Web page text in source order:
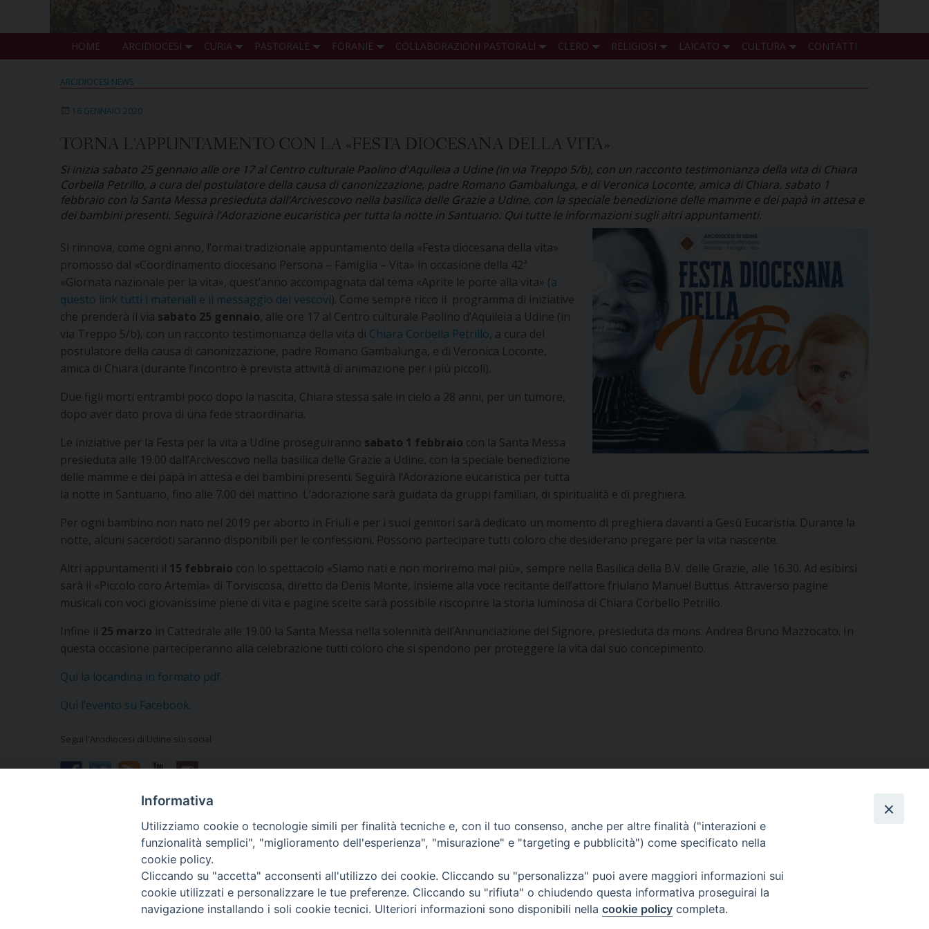
HOME ARCIDIOCESI CURIA PASTORALE FORANIE COLLABORAZIONI PASTORALI CLERO RELIGIOSI LAICATO CULTURA CONTATTI
ARCIDIOCESI NEWS
16 GENNAIO 2020
TORNA L’APPUNTAMENTO CON LA «FESTA DIOCESANA DELLA VITA»
Si inizia sabato 25 gennaio alle ore 17 al Centro culturale Paolino d'Aquileia a Udine (in via Treppo 5/b), con un racconto testimonianza della vita di Chiara
Corbella Petrillo, a cura del postulatore della causa di canonizzazione, padre Romano Gambalunga, e di Veronica Loconte, amica di Chiara. sabato 1
febbraio con la Santa Messa presieduta dall’Arcivescovo nella basilica delle Grazie a Udine, con la speciale benedizione delle mamme e dei papà in attesa e
dei bambini presenti. Seguirà l’Adorazione eucaristica per tutta la notte in Santuario. Qui tutte le informazioni sugli altri appuntamenti.
Si rinnova, come ogni anno, l’ormai tradizionale appuntamento della «Festa diocesana della vita»
promosso dal «Coordinamento diocesano Persona – Famiglia – Vita» in occasione della 42ª
«Giornata nazionale per la vita», quest’anno accompagnata dal tema «Aprite le porte alla vita» (a
questo link tutti i materiali e il messaggio dei vescovi). Come sempre ricco il programma di iniziative
che prenderà il via sabato 25 gennaio, alle ore 17 al Centro culturale Paolino d’Aquileia a Udine (in
via Treppo 5/b), con un racconto testimonianza della vita di Chiara Corbella Petrillo, a cura del
postulatore della causa di canonizzazione, padre Romano Gambalunga, e di Veronica Loconte,
amica di Chiara (durante l’incontro è prevista attività di animazione per i più piccoli).
Due figli morti entrambi poco dopo la nascita, Chiara stessa sale in cielo a 28 anni, per un tumore,
dopo aver dato prova di una fede straordinaria.
Le iniziative per la Festa per la vita a Udine proseguiranno sabato 1 febbraio con la Santa Messa
presieduta alle 19.00 dall’Arcivescovo nella basilica delle Grazie a Udine, con la speciale benedizione
delle mamme e dei papà in attesa e dei bambini presenti. Seguirà l’Adorazione eucaristica per tutta
la notte in Santuario, fino alle 7.00 del mattino. L’adorazione sarà guidata da gruppi familiari, di spiritualità e di preghiera.
Per ogni bambino non nato nel 2019 per aborto in Friuli e per i suoi genitori sarà dedicato un momento di preghiera davanti a Gesù Eucaristia. Durante la
notte, alcuni sacerdoti saranno disponibili per le confessioni. Possono partecipare tutti coloro che desiderano pregare per la vita nascente.
Altri appuntamenti il 15 febbraio con lo spettacolo «Siamo nati e non moriremo mai più», sempre nella Basilica della B.V. delle Grazie, alle 16.30. Ad esibirsi
sarà il «Piccolo coro Artemìa» di Torviscosa, diretto da Denis Monte, insieme alla voce recitante dell’attore friulano Manuel Buttus. Attraverso pagine
musicali con voci giovanissime piene di vita e pagine scelte sarà possibile riscoprire la storia luminosa di Chiara Corbello Petrillo.
Infine il 25 marzo in Cattedrale alle 19.00 la Santa Messa nella solennità dell’Annunciazione del Signore, presieduta da mons. Andrea Bruno Mazzocato. In
questa occasione parteciperanno alla celebrazione tutti coloro che si spendono per proteggere la vita dal suo concepimento.
Qui la locandina in formato pdf.
Qui l’evento su Facebook.
Segui l'Arcidiocesi di Udine sui social
Informativa
Utilizziamo cookie o tecnologie simili per finalità tecniche e, con il tuo consenso, anche per altre finalità ("interazioni e
funzionalità semplici", "miglioramento dell'esperienza", "misurazione" e "targeting e pubblicità") come specificato nella
cookie policy.
Cliccando su "accetta" acconsenti all'utilizzo dei cookie. Cliccando su "personalizza" puoi avere maggiori informazioni sui
cookie utilizzati e personalizzare le tue preferenze. Cliccando su "rifiuta" o chiudendo questa informativa proseguirai la
navigazione installando i soli cookie tecnici. Ulteriori informazioni sono disponibili nella cookie policy completa.